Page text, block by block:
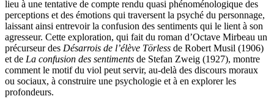
lieu à une tentative de compte rendu quasi phénoménologique des
perceptions et des émotions qui traversent la psyché du personnage,
laissant ainsi entrevoir la confusion des sentiments qui le lient à son
agresseur. Cette exploration, qui fait du roman d’Octave Mirbeau un
précurseur des Désarrois de l’élève Törless de Robert Musil (1906)
et de La confusion des sentiments de Stefan Zweig (1927), montre
comment le motif du viol peut servir, au-delà des discours moraux
ou sociaux, à construire une psychologie et à en explorer les
profondeurs.